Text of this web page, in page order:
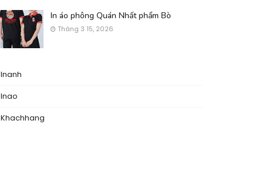
In áo phông Quán Nhất phẩm Bò
Tháng 3 15, 2026
Inanh
Inao
Khachhang